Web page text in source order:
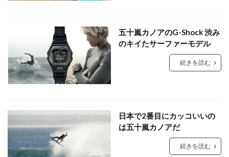
五十嵐カノアのG-Shock 渋み
のキイたサーファーモデル
続きを読む
日本で2番目にカッコいいの
は五十嵐カノアだ
続きを読む